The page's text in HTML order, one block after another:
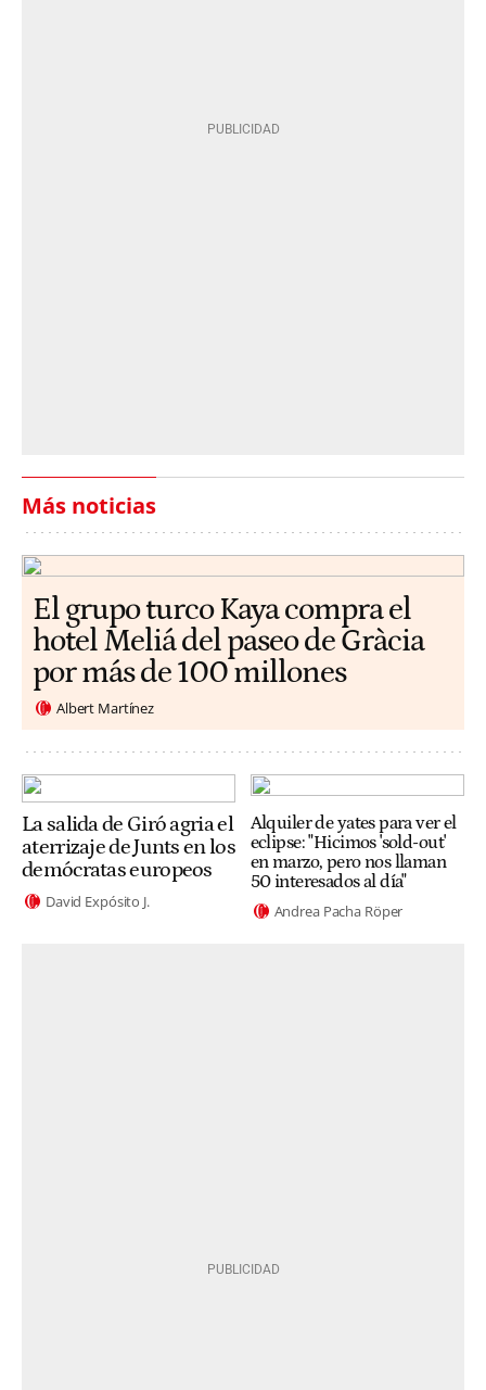
Más noticias
El grupo turco Kaya compra el
hotel Meliá del paseo de Gràcia
por más de 100 millones
Albert Martínez
La salida de Giró agria el
aterrizaje de Junts en los
demócratas europeos
David Expósito J.
Alquiler de yates para ver el
eclipse: "Hicimos 'sold-out'
en marzo, pero nos llaman
50 interesados al día"
Andrea Pacha Röper